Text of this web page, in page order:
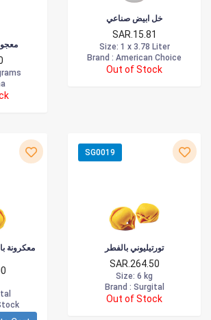
خل ابيض صناعي
SAR.15.81
Size: 1 x 3.78 Liter
Brand : American Choice
Out of Stock
معكرونة
SG0019
تورتيليوني بالفطر
SAR.264.50
Size: 6 kg
Brand : Surgital
Out of Stock